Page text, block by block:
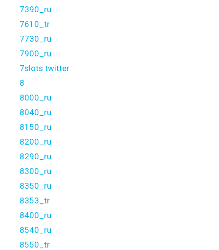
7390_ru
7610_tr
7730_ru
7900_ru
7slots twitter
8
8000_ru
8040_ru
8150_ru
8200_ru
8290_ru
8300_ru
8350_ru
8353_tr
8400_ru
8540_ru
8550_tr